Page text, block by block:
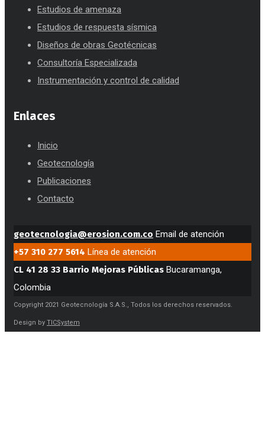
Estudios de amenaza
Estudios de respuesta sísmica
Diseños de obras Geotécnicas
Consultoría Especializada
Instrumentación y control de calidad
Enlaces
Inicio
Geotecnología
Publicaciones
Contacto
geotecnologia@erosion.com.co Email de atención
+57 310 277 5614 Línea de atención
CL 41 28 33 Barrio Mejoras Públicas Bucaramanga,
Colombia
Copyright 2021 Geotecnología S.A.S., Todos los derechos reservados.
Design by TICSystem